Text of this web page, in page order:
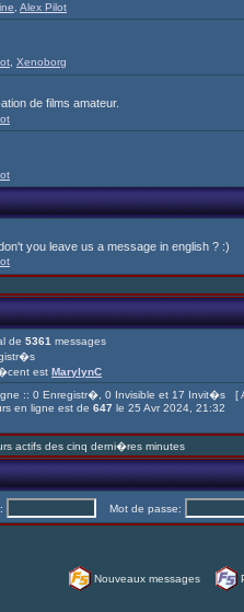
Alex Pilot
Xenoborg
de films amateur.
you leave us a message in english ? :)
de 5361 messages
est MarylynC
:: 0 Enregistr�, 0 Invisible et 17 Invit�s [
en ligne est de 647 le 25 Avr 2024, 21:32
actifs des cinq derni�res minutes
Mot de passe:
Nouveaux messages